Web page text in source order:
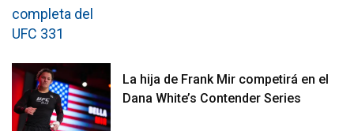
La hija de Frank Mir competirá en el
Dana White’s Contender Series